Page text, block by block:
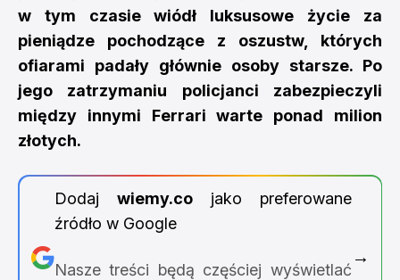
w tym czasie wiódł luksusowe życie za
pieniądze pochodzące z oszustw, których
ofiarami padały głównie osoby starsze. Po
jego zatrzymaniu policjanci zabezpieczyli
między innymi Ferrari warte ponad milion
złotych.
Dodaj wiemy.cojako preferowane
źródło w Google
Nasze treści będą częściej wyświetlać
→